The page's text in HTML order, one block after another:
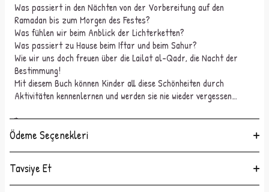
Was passiert in den Nächten von der Vorbereitung auf den
Ramadan bis zum Morgen des Festes?
Was fühlen wir beim Anblick der Lichterketten?
Was passiert zu Hause beim Iftar und beim Sahur?
Wie wir uns doch freuen über die Lailat al-Qadr, die Nacht der
Bestimmung!
Mit diesem Buch können Kinder all diese Schönheiten durch
Aktivitäten kennenlernen und werden sie nie wieder vergessen…
*
Ramazan'a hazırlıktan bayram sabahına kadar neler olur
Neler olur evde sahur ve iftar vakitlerinde?
Nasıl seviniriz mübarek Kadir Gecesi geldiğinde!
Ödeme Seçenekleri
Tavsiye Et